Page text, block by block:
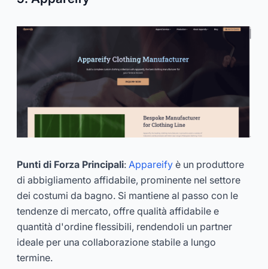
Punti di Forza Principali: Appareify è un produttore
di abbigliamento affidabile, prominente nel settore
dei costumi da bagno. Si mantiene al passo con le
tendenze di mercato, offre qualità affidabile e
quantità d'ordine flessibili, rendendoli un partner
ideale per una collaborazione stabile a lungo
termine.